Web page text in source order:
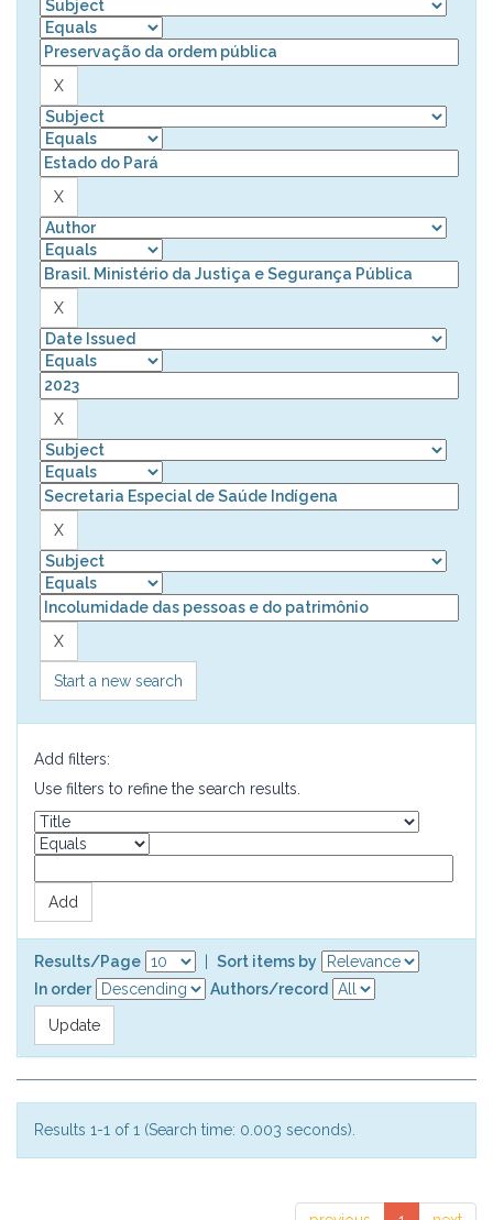
Start a new search
Add filters:
Use filters to refine the search results.
Results/Page
Sort items by
In order
Authors/record
Results 1-1 of 1 (Search time: 0.003 seconds).